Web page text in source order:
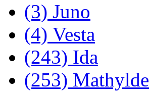
(3) Juno
(4) Vesta
(243) Ida
(253) Mathylde